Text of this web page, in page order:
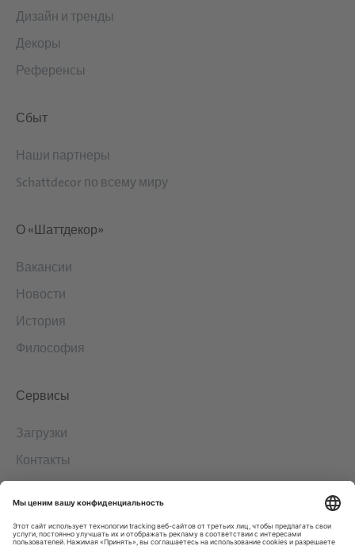
Дизайн и тренды
Декоры
Референсы
Сбыт
Наши партнеры
Schattdecor по всему миру
О «Шаттдекор»
Вакансии
Новости
История
Философия
Сервисы
Загрузки
Контакты